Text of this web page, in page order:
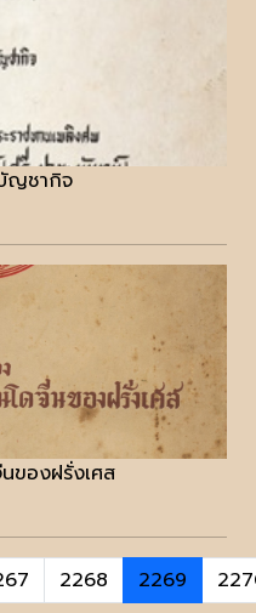
ญชากิจ
ของฝรั่งเศส
2268 2269